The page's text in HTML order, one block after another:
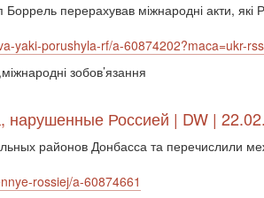
перерахував міжнародні акти, які
yaki-porushyla-rf/a-60874202?maca=ukr-
зобов’язання
Россией | DW |
районов Донбасса та
rossiej/a-60874661